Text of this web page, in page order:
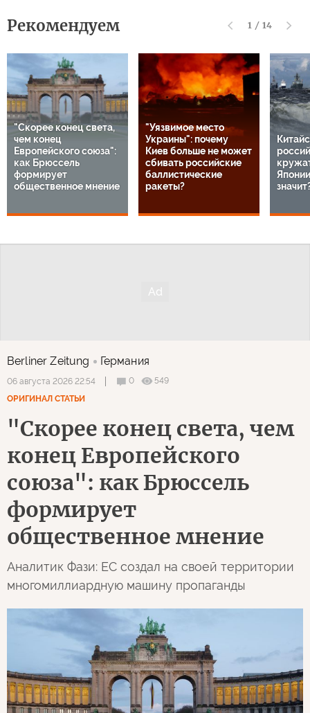
Рекомендуем 1 / 14
"Скорее конец света,
чем конец
Европейского союза":
как Брюссель
формирует
общественное мнение
"Уязвимое место
Украины": почему
Киев больше не может
сбивать российские
баллистические
ракеты?
Berliner Zeitung Германия
06 августа 2026 22:54 0
549
ОРИГИНАЛ СТАТЬИ
"Скорее конец света, чем
конец Европейского
союза": как Брюссель
формирует
общественное мнение
Аналитик Фази: ЕС создал на своей территории
многомиллиардную машину пропаганды